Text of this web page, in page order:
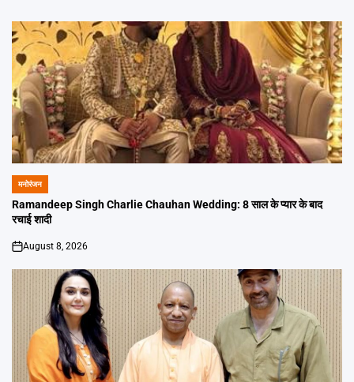
POSTED
IN
मनोरंजन
Ramandeep Singh Charlie Chauhan Wedding: 8 साल के प्यार के बाद
रचाई शादी
on
August 8, 2026